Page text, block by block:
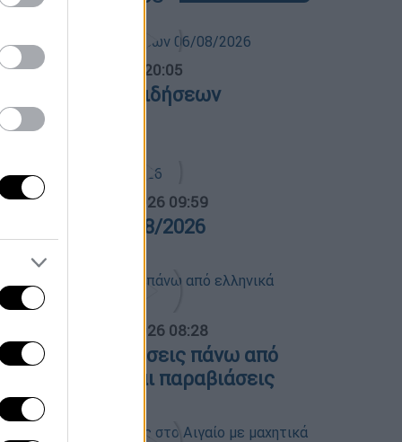
06.08.2026 20:05
δελτίο ειδήσεων
08/2026
Ελλάδος... 07.08.2026 09:59
Ελλάδος 07/08/2026
07.08.2026 08:28
Υπερπτήσεις πάνω από
νησιά και παραβιάσεις